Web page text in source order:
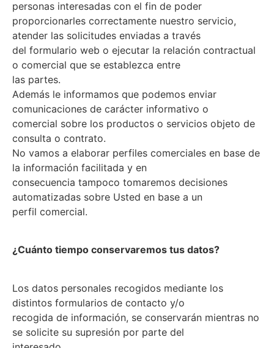
personas interesadas con el fin de poder
proporcionarles correctamente nuestro servicio,
atender las solicitudes enviadas a través
del formulario web o ejecutar la relación contractual
o comercial que se establezca entre
las partes.
Además le informamos que podemos enviar
comunicaciones de carácter informativo o
comercial sobre los productos o servicios objeto de
consulta o contrato.
No vamos a elaborar perfiles comerciales en base de
la información facilitada y en
consecuencia tampoco tomaremos decisiones
automatizadas sobre Usted en base a un
perfil comercial.
¿Cuánto tiempo conservaremos tus datos?
Los datos personales recogidos mediante los
distintos formularios de contacto y/o
recogida de información, se conservarán mientras no
se solicite su supresión por parte del